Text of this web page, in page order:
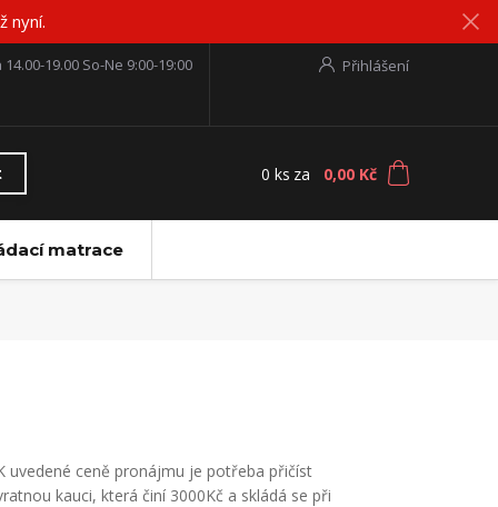
nyní.
Přihlášení
14.00-19.00 So-Ne 9:00-19:00
0 ks za 0,00 Kč
matrace
uvedené ceně pronájmu je potřeba přičíst
kauci, která činí 3000Kč a skládá se při